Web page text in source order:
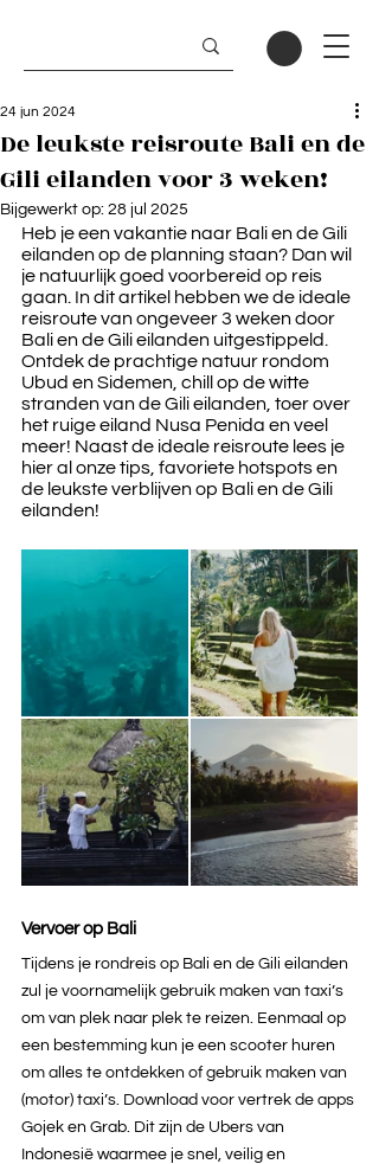
De leukste reisroute Bali en de
Gili eilanden voor 3 weken!
24 jun 2024
Bijgewerkt op: 28 jul 2025
Heb je een vakantie naar Bali en de Gili
eilanden op de planning staan? Dan wil
je natuurlijk goed voorbereid op reis
gaan. In dit artikel hebben we de ideale
reisroute van ongeveer 3 weken door
Bali en de Gili eilanden uitgestippeld.
Ontdek de prachtige natuur rondom
Ubud en Sidemen, chill op de witte
stranden van de Gili eilanden, toer over
het ruige eiland Nusa Penida en veel
meer! Naast de ideale reisroute lees je
hier al onze tips, favoriete hotspots en
de leukste verblijven op Bali en de Gili
eilanden!
Vervoer op Bali
Tijdens je rondreis op Bali en de Gili eilanden
zul je voornamelijk gebruik maken van taxi’s
om van plek naar plek te reizen. Eenmaal op
een bestemming kun je een scooter huren
om alles te ontdekken of gebruik maken van
(motor) taxi’s. Download voor vertrek de apps
Gojek en Grab. Dit zijn de Ubers van
Indonesië waarmee je snel, veilig en